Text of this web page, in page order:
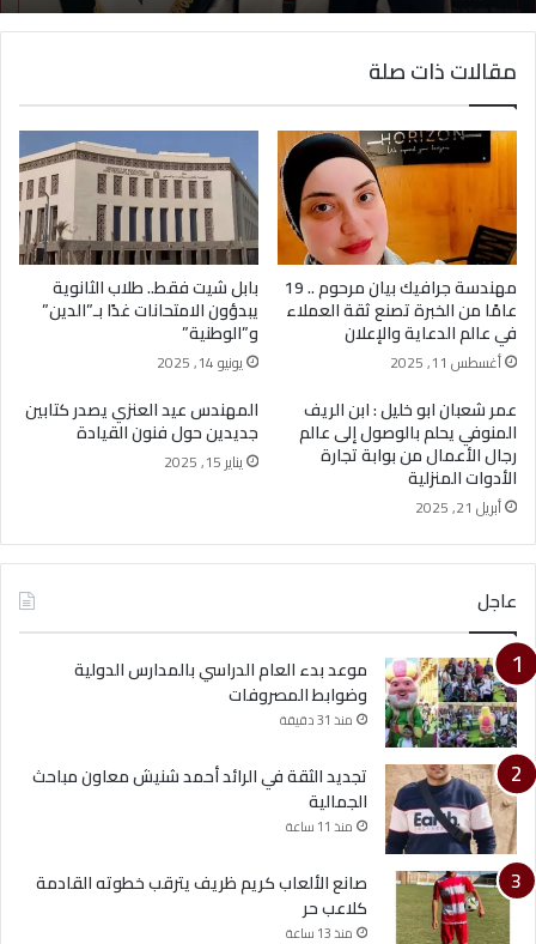
مقالات ذات صلة
مهندسة جرافيك بيان مرحوم .. 19
عامًا من الخبرة تصنع ثقة العملاء
في عالم الدعاية والإعلان
أغسطس 11, 2025
بابل شيت فقط.. طلاب الثانوية
يبدؤون الامتحانات غدًا بـ”الدين”
و”الوطنية”
يونيو 14, 2025
عمر شعبان ابو خليل : ابن الريف
المنوفي يحلم بالوصول إلى عالم
رجال الأعمال من بوابة تجارة
الأدوات المنزلية
أبريل 21, 2025
المهندس عيد العنزي يصدر كتابين
جديدين حول فنون القيادة
يناير 15, 2025
عاجل
موعد بدء العام الدراسي بالمدارس الدولية
وضوابط المصروفات
منذ 31 دقيقة
تجديد الثقة في الرائد أحمد شنيش معاون مباحث
الجمالية
منذ 11 ساعة
صانع الألعاب كريم ظريف يترقب خطوته القادمة
كلاعب حر
منذ 13 ساعة